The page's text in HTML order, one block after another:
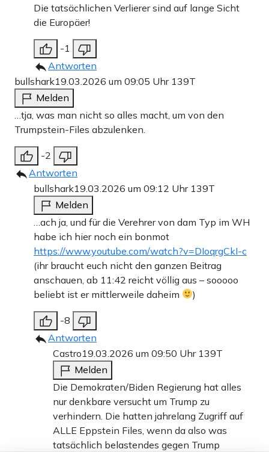
Die tatsächlichen Verlierer sind auf lange Sicht
die Europäer!
-1
Antworten
bullshark19.03.2026 um 09:05 Uhr 139T
Melden
…tja, was man nicht so alles macht, um von den
Trumpstein-Files abzulenken.
-2
Antworten
bullshark19.03.2026 um 09:12 Uhr 139T
Melden
…ach ja, und für die Verehrer von dam Typ im WH
habe ich hier noch ein bonmot
https://www.youtube.com/watch?v=DIoqrgCkI-c
(ihr braucht euch nicht den ganzen Beitrag
anschauen, ab 11:42 reicht völlig aus – sooooo
beliebt ist er mittlerweile daheim
)
-8
Antworten
Castro19.03.2026 um 09:50 Uhr 139T
Melden
Die Demokraten/Biden Regierung hat alles
nur denkbare versucht um Trump zu
verhindern. Die hatten jahrelang Zugriff auf
ALLE Eppstein Files, wenn da also was
tatsächlich belastendes gegen Trump